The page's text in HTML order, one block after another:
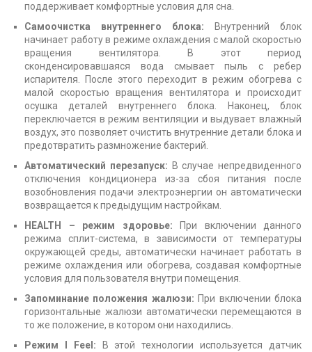
поддерживает комфортные условия для сна.
Самоочистка внутреннего блока:
Внутренний блок
начинает работу в режиме охлаждения с малой скоростью
вращения вентилятора. В этот период
сконденсировавшаяся вода смывает пыль с ребер
испарителя. После этого переходит в режим обогрева с
малой скоростью вращения вентилятора и происходит
осушка деталей внутреннего блока. Наконец, блок
переключается в режим вентиляции и выдувает влажный
воздух, это позволяет очистить внутренние детали блока и
предотвратить размножение бактерий.
Автоматический перезапуск: В случае непредвиденного
отключения кондиционера из-за сбоя питания после
возобновления подачи электроэнергии он автоматически
возвращается к предыдущим настройкам.
HEALTH – режим здоровье:
При включении данного
режима сплит-система, в зависимости от температуры
окружающей среды, автоматически начинает работать в
режиме охлаждения или обогрева, создавая комфортные
условия для пользователя внутри помещения.
Запоминание положения жалюзи: При включении блока
горизонтальные жалюзи автоматически перемещаются в
то же положение, в котором они находились.
Режим I Feel:
В этой технологии используется датчик